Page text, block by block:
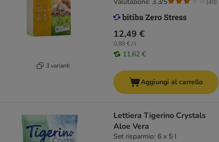
3 varianti
12,49 €
0,89 € / l
11,62 €
(40)
Aggiungi al carrello
Lettiera Tigerino Crystals
Aloe Vera
Set risparmio: 6 x 5 l